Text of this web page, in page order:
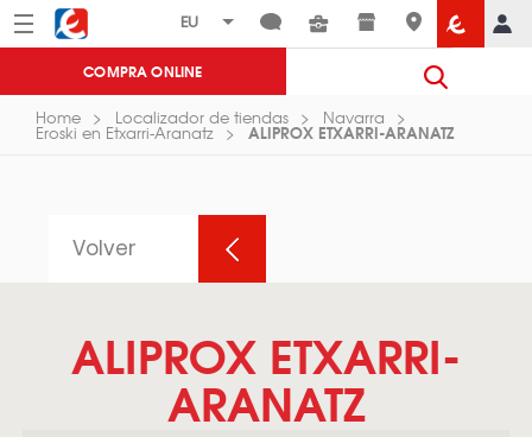
Menú Eroski
COMPRA ONLINE
Home Localizador de tiendas Navarra
Eroski en Etxarri-Aranatz ALIPROX ETXARRI-ARANATZ
Volver
ALIPROX ETXARRI-
ARANATZ